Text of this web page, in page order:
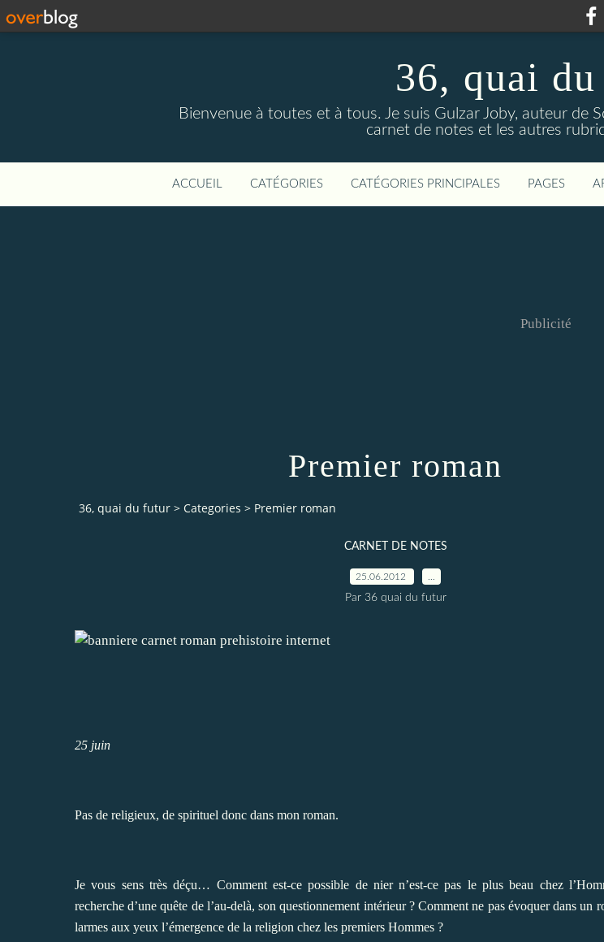
36, quai
Bienvenue à toutes et à tous. Je suis Gulzar Joby, auteur de
carnet de notes et les autres
ACCUEIL CATÉGORIES CATÉGORIES PRINCIPALES PAGES
Publicité
Premier roman
36, quai du futur > Categories > Premier roman
CARNET DE NOTES
25.06.2012
Par 36 quai du futur
25 juin
Pas de religieux, de spirituel donc dans mon roman.
Je vous sens très déçu… Comment est-ce possible de nier n’est-ce pas le plus beau chez
recherche d’une quête de l’au-delà, son questionnement intérieur ? Comment ne pas évoquer dans un
larmes aux yeux l’émergence de la religion chez les premiers Hommes ?